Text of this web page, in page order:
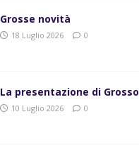
Grosse novità
18 Luglio 2026 0
La presentazione di Grosso
10 Luglio 2026 0